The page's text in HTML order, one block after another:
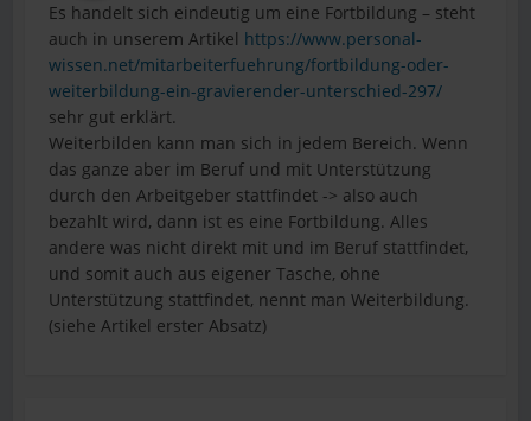
Es handelt sich eindeutig um eine Fortbildung – steht
auch in unserem Artikel https://www.personal-
wissen.net/mitarbeiterfuehrung/fortbildung-oder-
weiterbildung-ein-gravierender-unterschied-297/
sehr gut erklärt.
Weiterbilden kann man sich in jedem Bereich. Wenn
das ganze aber im Beruf und mit Unterstützung
durch den Arbeitgeber stattfindet -> also auch
bezahlt wird, dann ist es eine Fortbildung. Alles
andere was nicht direkt mit und im Beruf stattfindet,
und somit auch aus eigener Tasche, ohne
Unterstützung stattfindet, nennt man Weiterbildung.
(siehe Artikel erster Absatz)